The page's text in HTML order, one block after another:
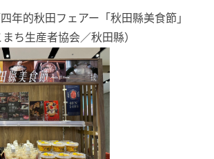
年的秋田フェアー「秋田縣美食節」
まち生産者協会／秋田縣）